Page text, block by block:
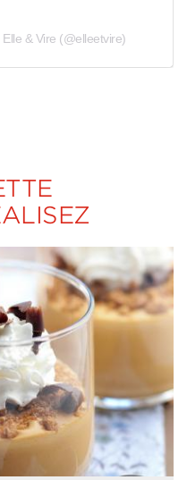
& Vire (@elleetvire)